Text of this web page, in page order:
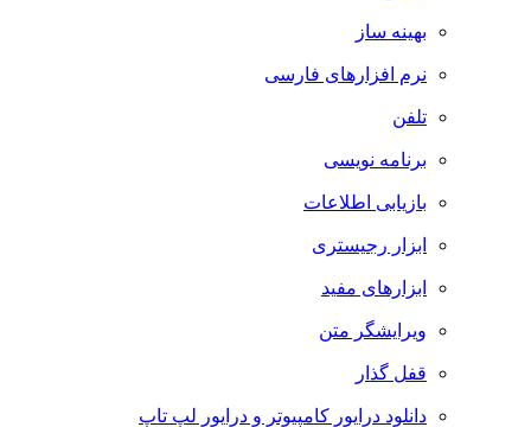
بهینه ساز
نرم افزارهای فارسی
تلفن
برنامه نویسی
بازیابی اطلاعات
ابزار رجیستری
ابزارهای مفید
ویرایشگر متن
قفل گذار
دانلود درایور کامپیوتر و درایور لپ تاپ